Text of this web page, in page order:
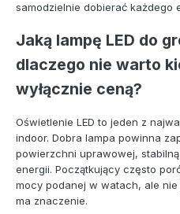
samodzielnie dobierać każdego
Jaką lampę LED do
dlaczego nie warto
wyłącznie ceną?
Oświetlenie LED to jeden z
indoor. Dobra lampa powinna
powierzchni uprawowej,
energii. Początkujący często
mocy podanej w watach, ale
ma znaczenie.